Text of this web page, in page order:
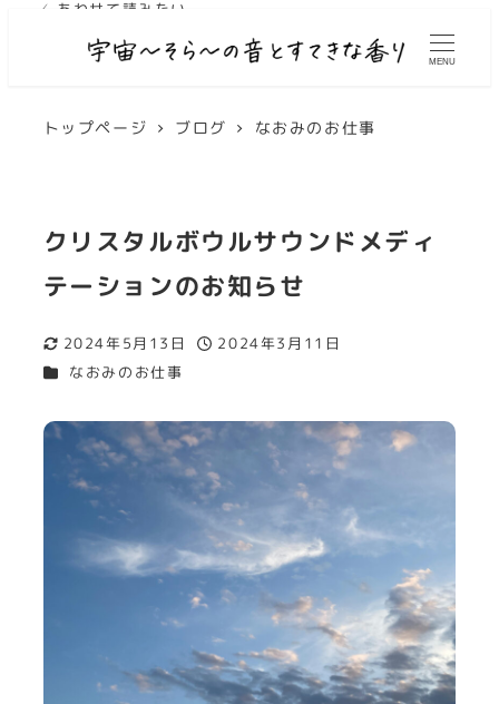
MENU
トップページ ブログ なおみのお仕事
クリスタルボウルサウンドメディ
テーションのお知らせ
更新日
2024年5月13日
投稿日
2024年3月11日
カテゴリー
なおみのお仕事
✓ あわせて読みたい
✓ あわせて読みたい
✓ あわせて読みたい
✓ あわせて読みたい
✓ あわせて読みたい